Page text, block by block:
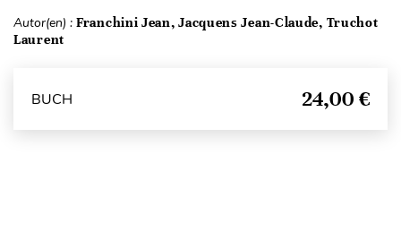
Autor(en) : Franchini Jean, Jacquens Jean-Claude, Truchot
Laurent
BUCH 24,00 €